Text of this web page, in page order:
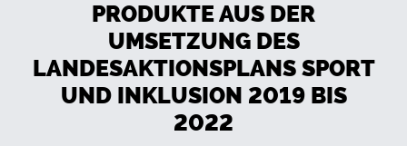
PRODUKTE AUS DER
UMSETZUNG DES
LANDESAKTIONSPLANS SPORT
UND INKLUSION 2019 BIS
2022